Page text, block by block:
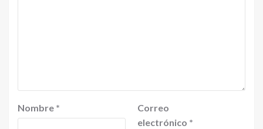
Nombre *
Correo
electrónico *